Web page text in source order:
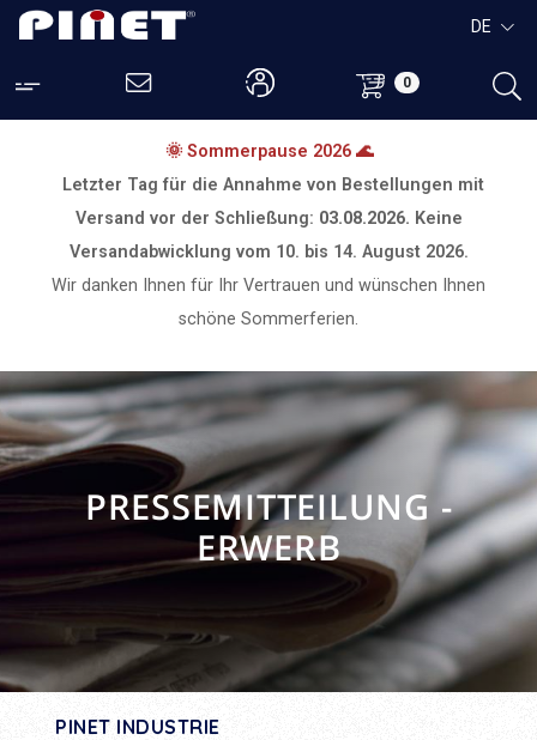
0
DE
🌞 Sommerpause 2026 🌊
Letzter Tag für die Annahme von Bestellungen mit
Versand vor der Schließung: 03.08.2026. Keine
Versandabwicklung vom 10. bis 14. August 2026.
Wir danken Ihnen für Ihr Vertrauen und wünschen Ihnen
schöne Sommerferien.
PRESSEMITTEILUNG -
ERWERB
PINET INDUSTRIE